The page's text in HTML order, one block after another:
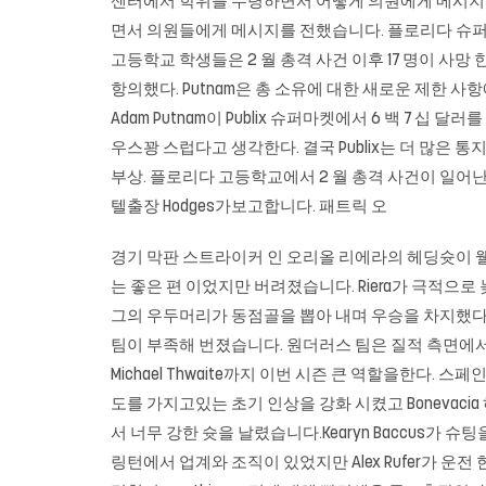
면서 의원들에게 메시지를 전했습니다. 플로리다 슈
고등학교 학생들은 2 월 총격 사건 이후 17 명이 사
항의했다. Putnam은 총 소유에 대한 새로운 제한 사
Adam Putnam이 Publix 슈퍼마켓에서 6 백 7 십 달러
우스꽝 스럽다고 생각한다. 결국 Publix는 더 많은 통
부상. 플로리다 고등학교에서 2 월 총격 사건이 일어
텔출장 Hodges가보고합니다. 패트릭 오
경기 막판 스트라이커 인 오리올 리에라의 헤딩슛이
는 좋은 편 이었지만 버려졌습니다. Riera가 극적으
그의 우두머리가 동점골을 뽑아 내며 우승을 차지했
팀이 부족해 번졌습니다. 원더러스 팀은 질적 측면에
Michael Thwaite까지 이번 시즌 큰 역할을한다. 스페
도를 가지고있는 초기 인상을 강화 시켰고
서 너무 강한 슛을 날렸습니다.Kearyn Baccus가 슈
링턴에서 업계와 조직이 있었지만 Alex Rufer가 운전